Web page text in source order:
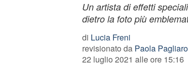
Un artista di effetti
dietro la foto più
di Lucia Freni
revisionato da Paola Pagliaro
22 luglio 2021 alle ore 15:16